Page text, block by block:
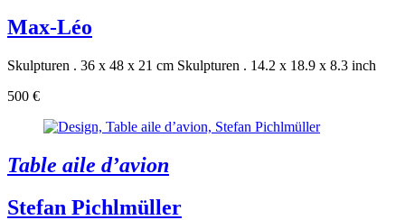
Max-Léo
Skulpturen . 36 x 48 x 21 cm Skulpturen . 14.2 x 18.9 x 8.3 inch
500 €
Table aile d’avion
Stefan Pichlmüller